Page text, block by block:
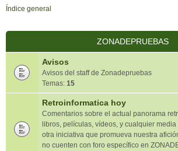
Índice general
ZONADEPRUEBAS
Avisos
Avisos del staff de Zonadepruebas
Temas: 15
Retroinformatica hoy
Comentarios sobre el actual panorama
libros, películas, vídeos, y cualquier
otra iniciativa que promueva nuestra
no cuenten con foro específico en